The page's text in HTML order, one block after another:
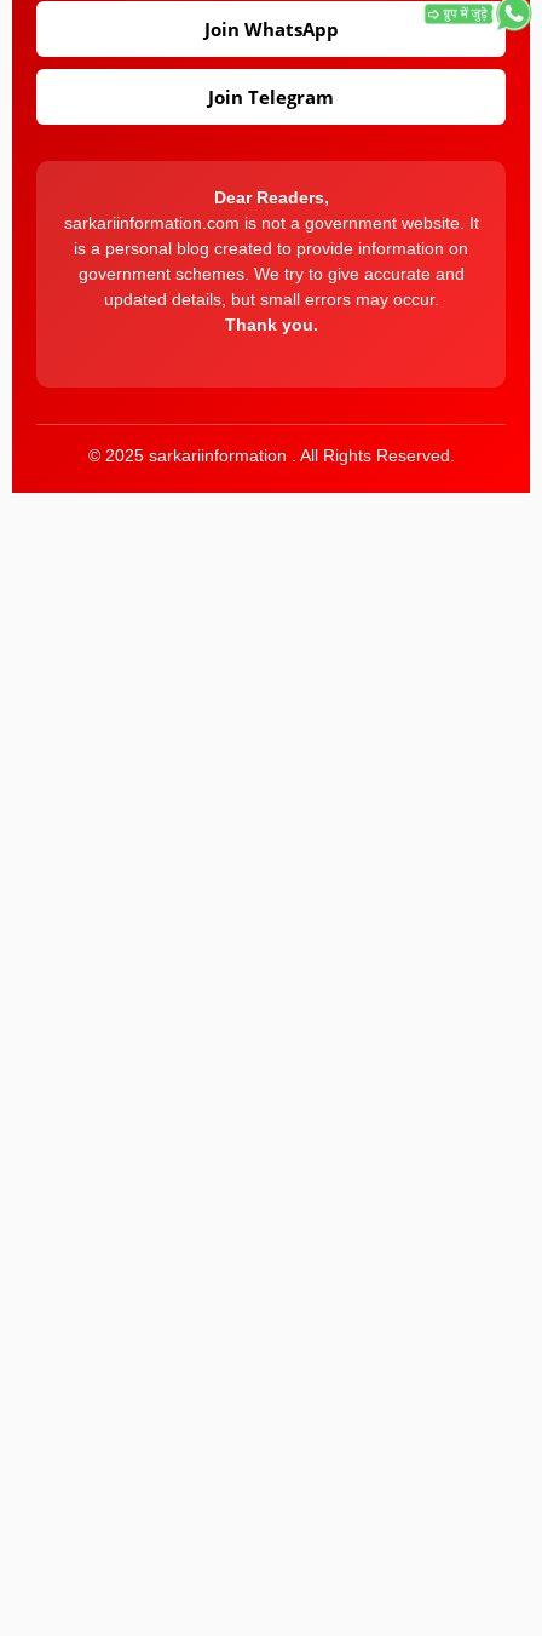
Join WhatsApp
Join Telegram
Dear Readers,
sarkariinformation.com is not a government website. It
is a personal blog created to provide information on
government schemes. We try to give accurate and
updated details, but small errors may occur.
Thank you.
© 2025 sarkariinformation . All Rights Reserved.